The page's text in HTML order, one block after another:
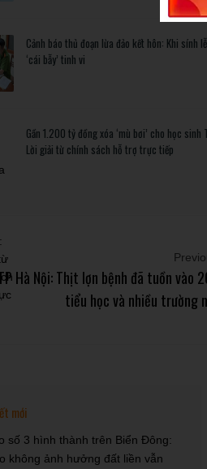
Cảnh báo thủ đoạn lừa đảo kết hôn: Khi sính
‘cái bẫy’ tinh vi
Gần 1.200 tỷ đồng xóa ‘mù bơi’ cho học sinh
Lời giải từ chính sách hỗ trợ trực tiếp
Hà Nội: Thịt lợn bệnh đã tuồn vào
tiểu học và nhiều trường
mới
số 3 hình thành trên Biển Đông:
không ảnh hưởng đất liền vẫn